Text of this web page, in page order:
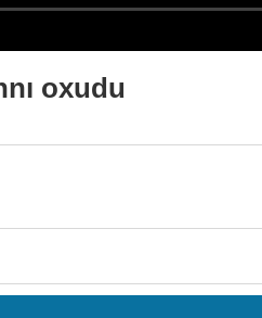
oxudu